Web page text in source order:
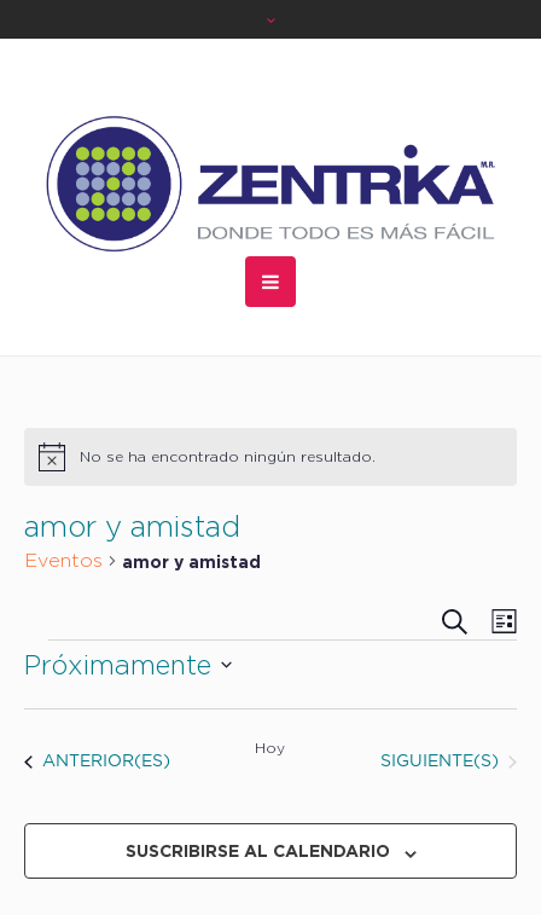
Aviso No se ha encontrado ningún resultado.
amor y amistad
Eventos amor y amistad
VISTAS
BUSCAR
DE
DE
Eventos
Próximamente
EVENTOS
ANTERIOR(ES)
Hoy
EVENTOS
SIGUIENTE(S)
SUSCRIBIRSE AL CALENDARIO